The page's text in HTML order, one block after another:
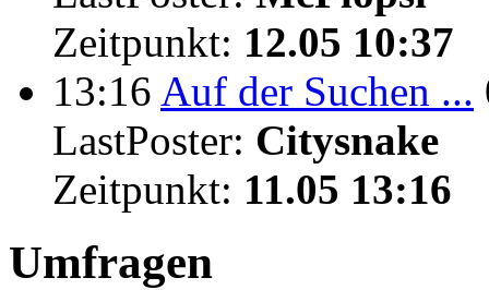
Zeitpunkt: 12.05 10:37
13:16 Auf der Suchen ...
LastPoster: Citysnake
Zeitpunkt: 11.05 13:16
Umfragen